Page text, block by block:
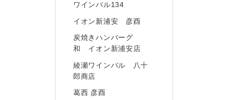
ワインバル134
イオン新浦安 彦酉
炭焼きハンバーグ
和 イオン新浦安店
綾瀬ワインバル 八十
郎商店
葛西 彦酉